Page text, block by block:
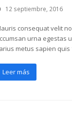
12 septiembre, 2016
consequat velit
urna egestas
metus sapien
Leer más